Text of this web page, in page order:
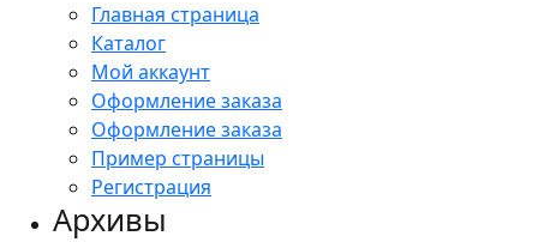
Главная страница
Каталог
Мой аккаунт
Оформление заказа
Оформление заказа
Пример страницы
Регистрация
Архивы